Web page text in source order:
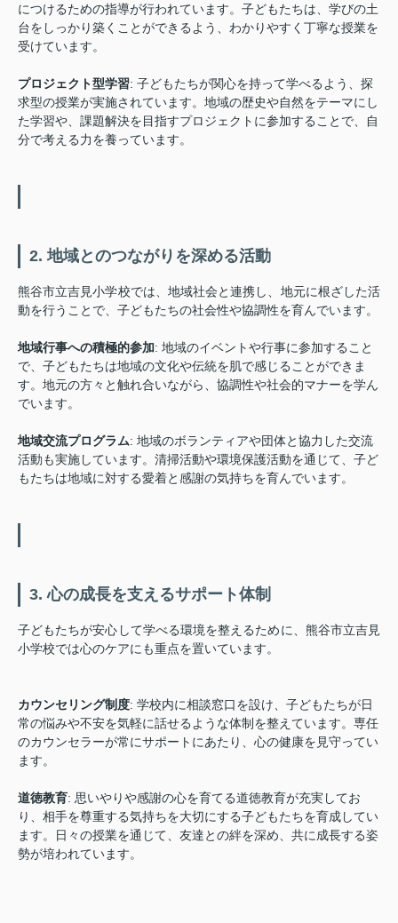
につけるための指導が行われています。子どもたちは、学びの土
台をしっかり築くことができるよう、わかりやすく丁寧な授業を
受けています。
プロジェクト型学習: 子どもたちが関心を持って学べるよう、探
求型の授業が実施されています。地域の歴史や自然をテーマにし
た学習や、課題解決を目指すプロジェクトに参加することで、自
分で考える力を養っています。
2. 地域とのつながりを深める活動
熊谷市立吉見小学校では、地域社会と連携し、地元に根ざした活
動を行うことで、子どもたちの社会性や協調性を育んでいます。
地域行事への積極的参加: 地域のイベントや行事に参加すること
で、子どもたちは地域の文化や伝統を肌で感じることができま
す。地元の方々と触れ合いながら、協調性や社会的マナーを学ん
でいます。
地域交流プログラム: 地域のボランティアや団体と協力した交流
活動も実施しています。清掃活動や環境保護活動を通じて、子ど
もたちは地域に対する愛着と感謝の気持ちを育んでいます。
3. 心の成長を支えるサポート体制
子どもたちが安心して学べる環境を整えるために、熊谷市立吉見
小学校では心のケアにも重点を置いています。
カウンセリング制度: 学校内に相談窓口を設け、子どもたちが日
常の悩みや不安を気軽に話せるような体制を整えています。専任
のカウンセラーが常にサポートにあたり、心の健康を見守ってい
ます。
道徳教育: 思いやりや感謝の心を育てる道徳教育が充実してお
り、相手を尊重する気持ちを大切にする子どもたちを育成してい
ます。日々の授業を通じて、友達との絆を深め、共に成長する姿
勢が培われています。